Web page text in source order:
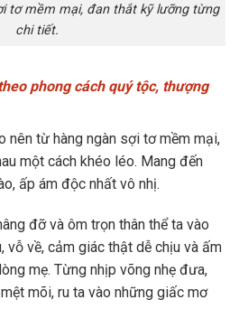
tơ mềm mại, đan thắt kỹ lưỡng từng
chi tiết.
phong cách quý tộc, thượng
nên từ hàng ngàn sợi tơ mềm mại,
một cách khéo léo. Mang đến
ấp ám độc nhất vô nhị.
đỡ và ôm trọn thân thể ta vào
vỗ về, cảm giác thật dễ chịu và ấm
mẹ. Từng nhịp võng nhẹ đưa,
mõi, ru ta vào những giấc mơ